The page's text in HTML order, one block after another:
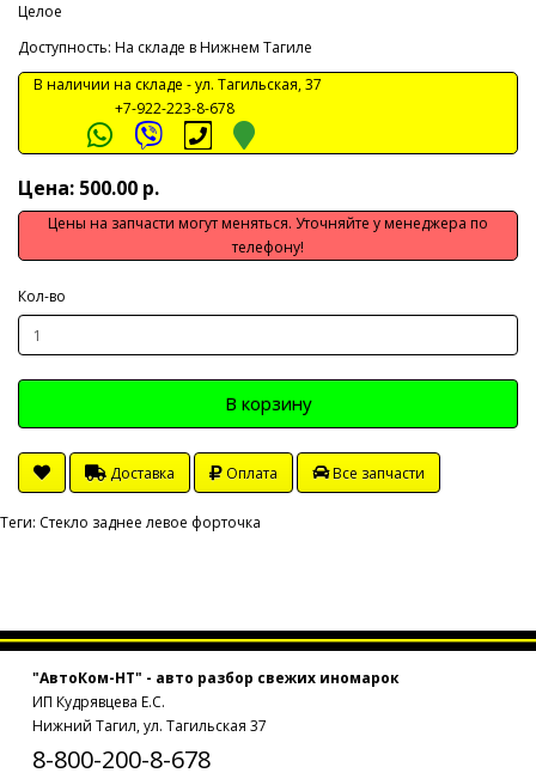
Целое
Доступность: На складе в Нижнем Тагиле
В наличии на складе -ул. Тагильская, 37
+7-922-223-8-678
Цена: 500.00 р.
Цены на запчасти могут меняться. Уточняйте у менеджера по
телефону!
Кол-во
В корзину
Доставка Оплата Все запчасти
Теги: Стекло заднее левое форточка
"АвтоКом-НТ" - авто разбор свежих иномарок
ИП Кудрявцева Е.С.
Нижний Тагил, ул. Тагильская 37
8-800-200-8-678